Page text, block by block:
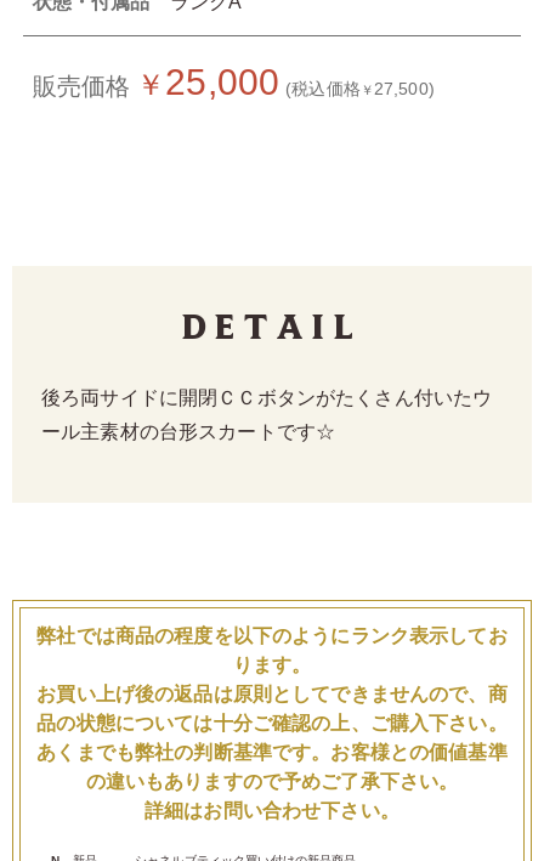
販売価格 ￥ 25,000 (税込価格 ￥ 27,500)
Detail
後ろ両サイドに開閉ＣＣボタンがたくさん付いたウ
ール主素材の台形スカートです☆
弊社では商品の程度を以下のようにランク表示してお
ります。
お買い上げ後の返品は原則としてできませんので、商
品の状態については十分ご確認の上、ご購入下さい。
あくまでも弊社の判断基準です。お客様との価値基準
の違いもありますので予めご了承下さい。
詳細はお問い合わせ下さい。